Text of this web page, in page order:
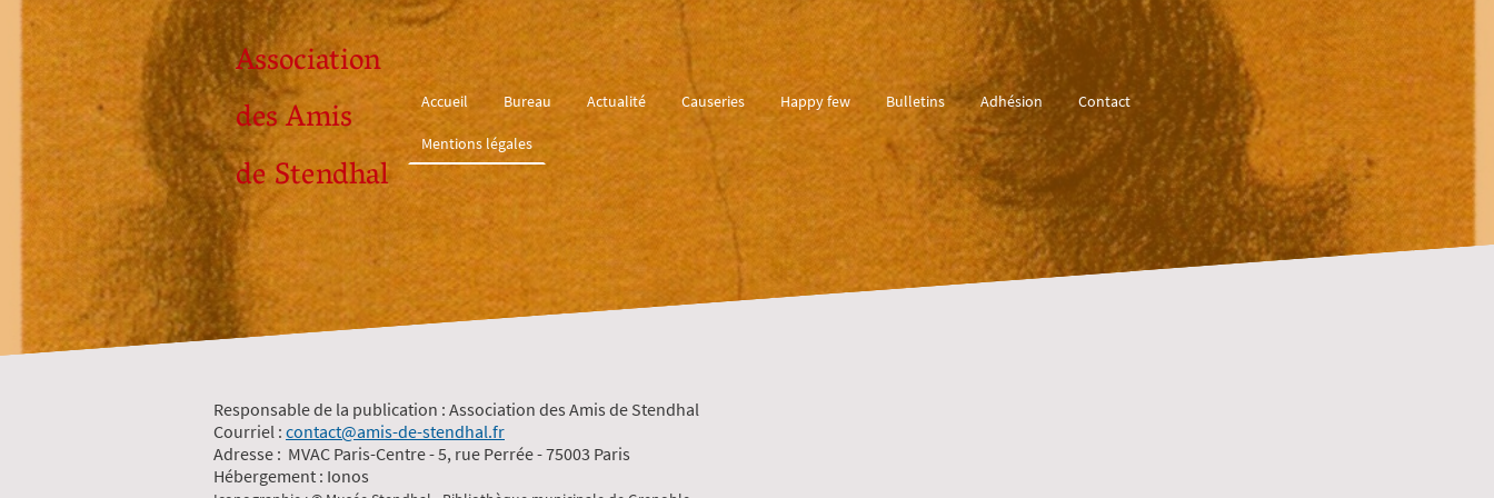
Association
des Amis
de Stendhal
Accueil Bureau Actualité Causeries Happy few Bulletins Adhésion Contact
Mentions légales
Responsable de la publication : Association des Amis de Stendhal
Courriel : contact@amis-de-stendhal.fr
Adresse : MVAC Paris-Centre - 5, rue Perrée - 75003 Paris
Hébergement : Ionos